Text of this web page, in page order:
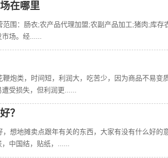
在哪里
围：肠衣;农产品代理加盟;农副产品加工;猪肉;库存
场。经......
炮类，时间短，利润大，吃苦少，因为商品不易变
受损失，但利润更......
？
想地摊卖点跟年有关的东西，大家有没有什么好的
中国结，贴纸，......